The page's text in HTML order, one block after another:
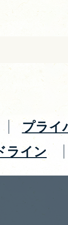
プライ
ライン